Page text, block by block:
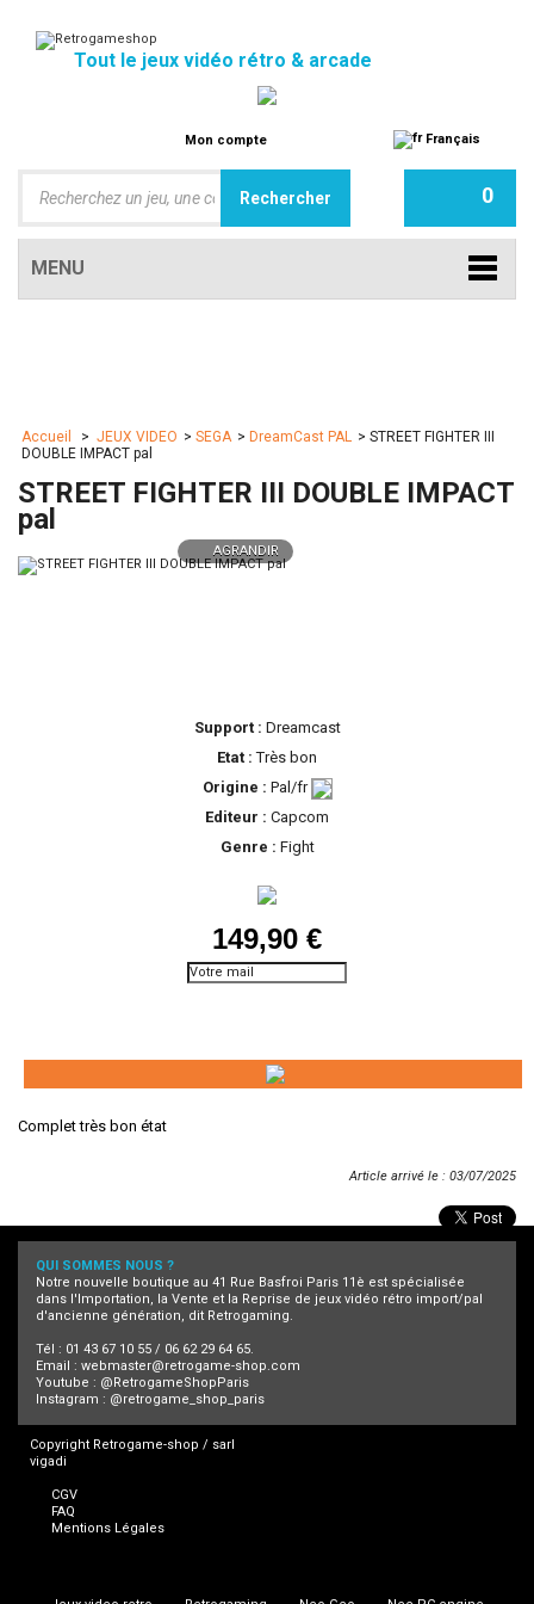
Tout le jeux vidéo rétro & arcade
Mon compte Français
0
MENU
Accueil > JEUX VIDEO > SEGA > DreamCast PAL > STREET FIGHTER III
DOUBLE IMPACT pal
STREET FIGHTER III DOUBLE IMPACT
pal
AGRANDIR
Support : Dreamcast
Etat :Très bon
Origine : Pal/fr
Editeur : Capcom
Genre : Fight
149,90 €
Complet très bon état
Article arrivé le : 03/07/2025
QUI SOMMES NOUS ?
Notre nouvelle boutique au 41 Rue Basfroi Paris 11è est spécialisée
dans l'Importation, la Vente et la Reprise de jeux vidéo rétro import/pal
d'ancienne génération, dit Retrogaming.
Tél : 01 43 67 10 55 / 06 62 29 64 65.
Email : webmaster@retrogame-shop.com
Youtube : @RetrogameShopParis
Instagram : @retrogame_shop_paris
Copyright Retrogame-shop / sarl
vigadi
CGV
FAQ
Mentions Légales